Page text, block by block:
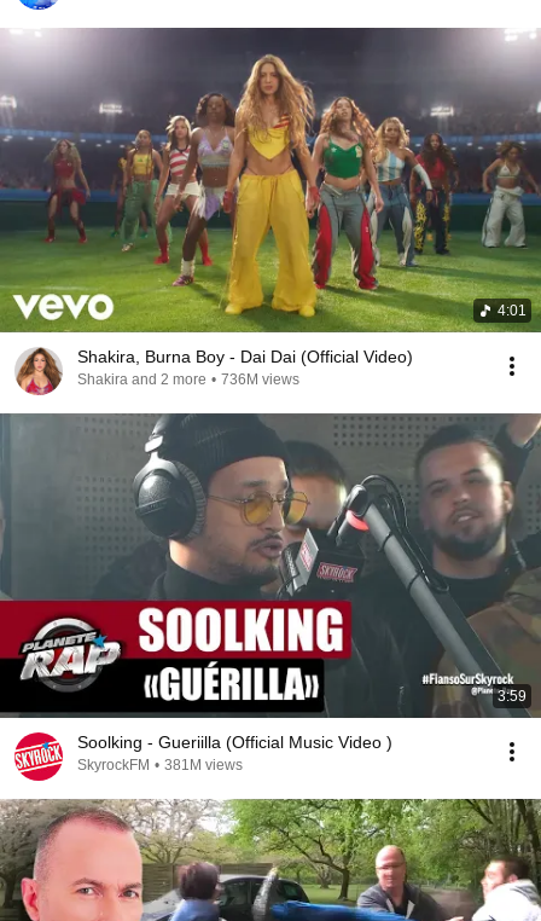
4:01
Shakira, Burna Boy - Dai Dai (Official Video)
Shakira and 2 more • 736M views
3:59
Soolking - Gueriilla (Official Music Video )
SkyrockFM • 381M views